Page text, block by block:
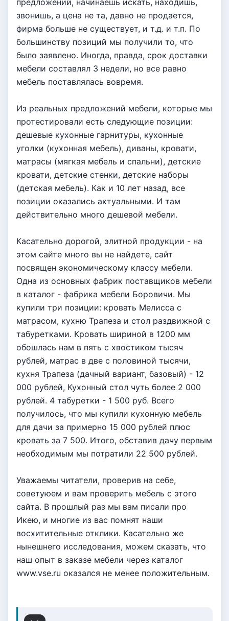
предложений, начинаешь искать, находишь,
звонишь, а цена не та, давно не продается,
фирма больше не существует, и т.д. и т.п. По
большинству позиций мы получили то, что
было заявлено. Иногда, правда, срок доставки
мебели составлял 3 недели, но все равно
мебель поставлялась вовремя.
Из реальных предложений мебели, которые мы
протестировали есть следующие позиции:
дешевые кухонные гарнитуры, кухонные
уголки (кухонная мебель), диваны, кровати,
матрасы (мягкая мебель и спальни), детские
кровати, детские стенки, детские наборы
(детская мебель). Как и 10 лет назад, все
позиции оказались актуальными. И там
действительно много дешевой мебели.
Касательно дорогой, элитной продукции - на
этом сайте много вы не найдете, сайт
посвящен экономическому классу мебели.
Одна из основных фабрик поставщиков мебели
в каталог - фабрика мебели Боровичи. Мы
купили три позиции: кровать Мелисса с
матрасом, кухню Трапеза и стол раздвижной с
табуретками. Кровать шириной в 1200 мм
обошлась нам в пять с хвостиком тысяч
рублей, матрас в две с половиной тысячи,
кухня Трапеза (дачный вариант, базовый) - 12
000 рублей, Кухонный стол чуть более 2 000
рублей. 4 табуретки - 1 500 руб. Всего
получилось, что мы купили кухонную мебель
для дачи за примерно 15 000 рублей плюс
кровать за 7 500. Итого, обставив дачу первым
необходимым мы потратили 22 500 рублей.
Уважаемы читатели, проверив на себе,
советуюем и вам проверить мебель с этого
сайта. В прошлый раз мы вам писали про
Икею, и многие из вас помнят наши
восхитительные отклики. Касательно же
нынешнего исследования, можем сказать, что
наш опыт в заказе мебели через каталог
www.vse.ru оказался не менее положительным.